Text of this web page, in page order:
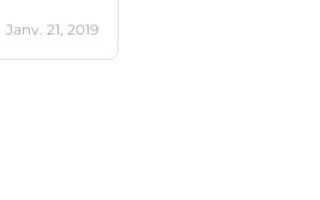
Janv. 21, 2019